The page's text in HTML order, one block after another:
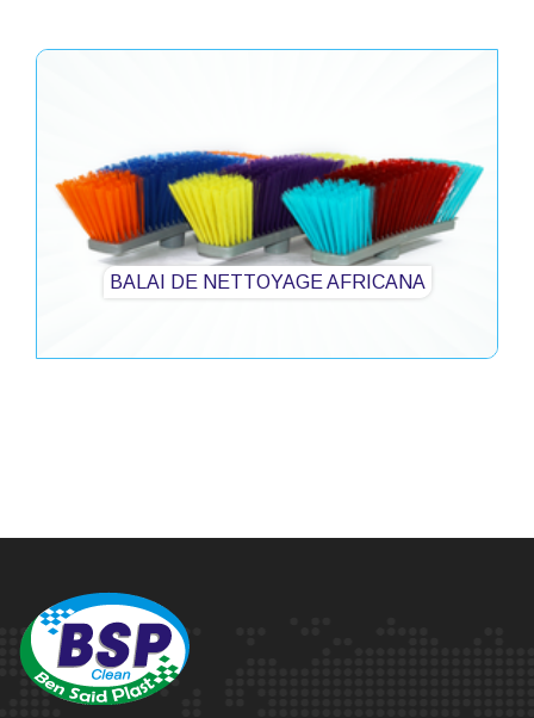
BALAI DE NETTOYAGE AFRICANA